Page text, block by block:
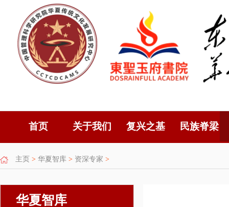
首页 关于我们 复兴之基 民族脊梁
主页 > 华夏智库 > 资深专家 >
华夏智库